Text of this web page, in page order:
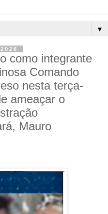
▼
como integrante
Comando
nesta terça-
ameaçar o
Mauro